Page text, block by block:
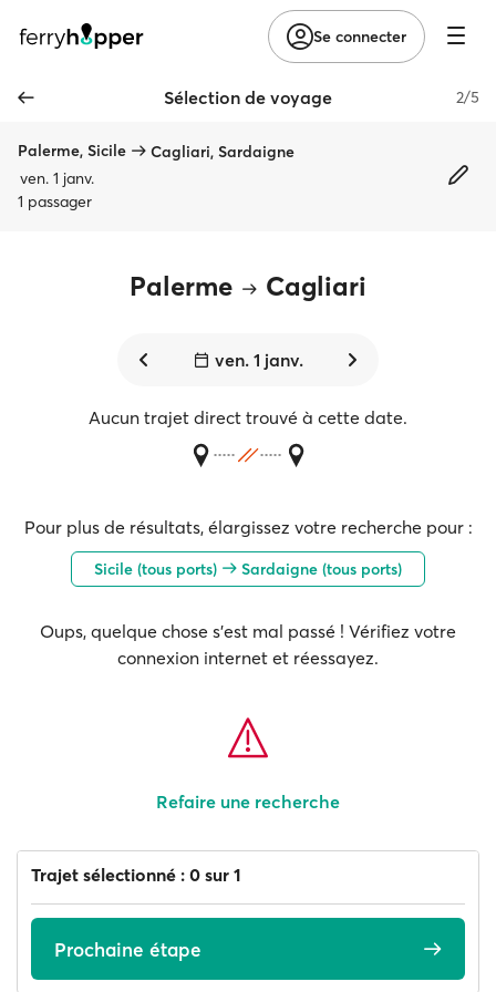
Se connecter
Sélection de voyage 2/5
Palerme, Sicile
Cagliari, Sardaigne
ven. 1 janv.
1 passager
Palerme Cagliari
ven. 1 janv.
Aucun trajet direct trouvé à cette date.
Pour plus de résultats, élargissez votre recherche pour :
Sicile (tous ports) Sardaigne (tous ports)
Oups, quelque chose s'est mal passé ! Vérifiez votre
connexion internet et réessayez.
Refaire une recherche
Trajet sélectionné : 0 sur 1
Prochaine étape